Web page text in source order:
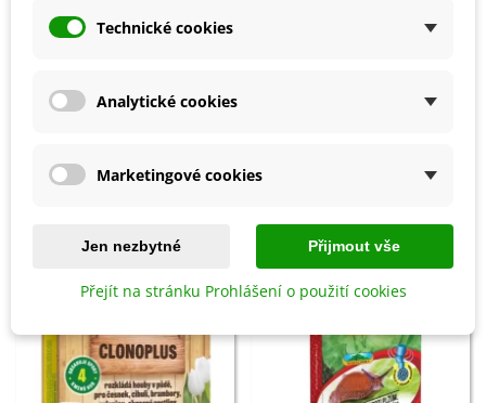
Okurkynelze opakovaně pěstovat ve stejné půdě
Vhodnou předplodinou je řepa, hrách, fazole nebo
Sleva
Technické cookies
Analytické cookies
Marketingové cookies
Jen nezbytné Přijmout vše
Přejít na stránku Prohlášení o použití cookies